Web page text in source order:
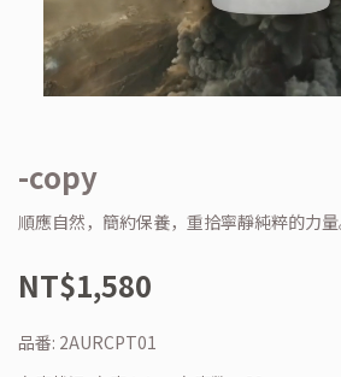
-copy
順應自然，簡約保養，重拾寧靜純粹的力量
NT$1,580
品番: 2AURCPT01